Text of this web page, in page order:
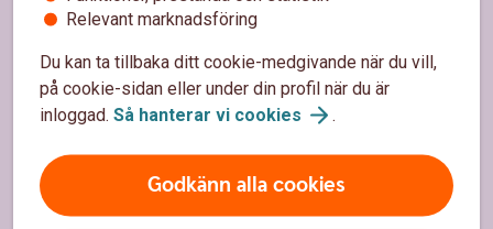
Relevant marknadsföring
Du kan ta tillbaka ditt cookie-medgivande när du vill,
på cookie-sidan eller under din profil när du är
inloggad. Så hanterar vi cookies .
Godkänn alla cookies
Bli kund
Priser, räntor och kurser
Om oss
Om Sparbanken Skaraborg